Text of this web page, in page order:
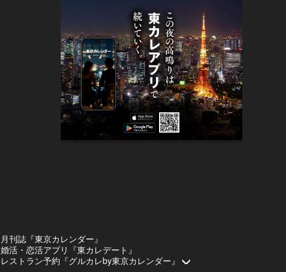
月刊誌『東京カレンダー』
婚活・恋活アプリ『東カレデート』
レストラン予約『グルカレby東京カレンダー』